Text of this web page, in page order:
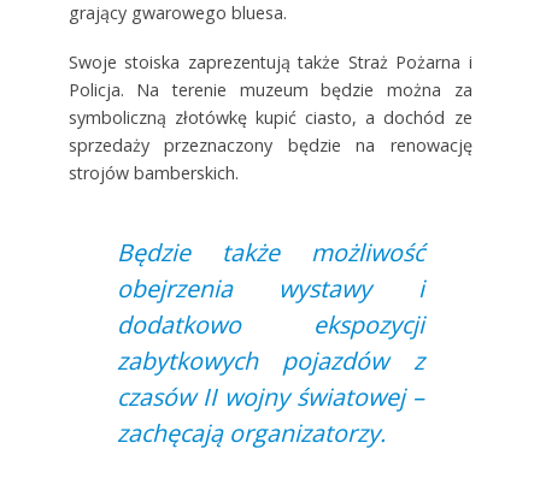
grający gwarowego bluesa.
Swoje stoiska zaprezentują także Straż Pożarna i
Policja. Na terenie muzeum będzie można za
symboliczną złotówkę kupić ciasto, a dochód ze
sprzedaży przeznaczony będzie na renowację
strojów bamberskich.
Będzie także możliwość
obejrzenia wystawy i
dodatkowo ekspozycji
zabytkowych pojazdów z
czasów II wojny światowej –
zachęcają organizatorzy.